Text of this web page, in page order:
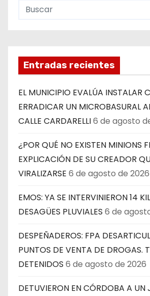
Entradas recientes
EL MUNICIPIO EVALÚA INSTALAR
ERRADICAR UN MICROBASURAL
CALLE CARDARELLI6 de agosto
¿POR QUÉ NO EXISTEN MINIONS
EXPLICACIÓN DE SU CREADOR
VIRALIZARSE 6 de agosto de 2026
EMOS: YA SE INTERVINIERON 14
DESAGÜES PLUVIALES 6 de
DESPEÑADEROS: FPA
PUNTOS DE VENTA DE DROGAS.
DETENIDOS 6 de agosto de 2026
DETUVIERON EN CÓRDOBA A UN